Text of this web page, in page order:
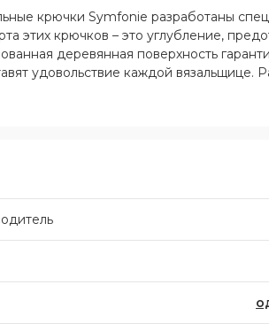
крючки Symfonie разработаны
этих крючков – это углубление,
деревянная поверхность
удовольствие каждой вязальщице.